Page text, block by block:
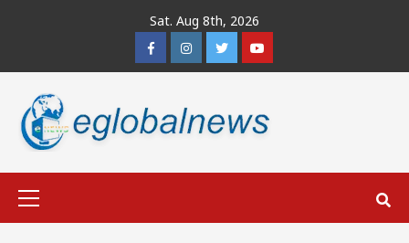
Sat. Aug 8th, 2026
FacebookInstagramTwitterYoutube